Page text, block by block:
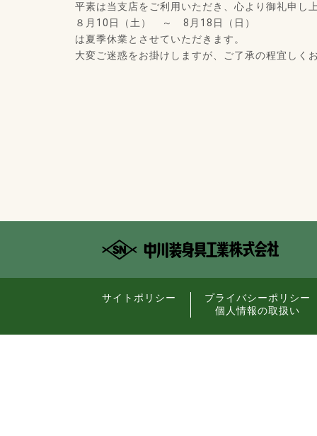
平素は当支店をご利用いただき、心より御礼申し
８月10日（土） ～ 8月18日（日）
は夏季休業とさせていただきます。
大変ご迷惑をお掛けしますが、ご了承の程宜しく
サイトポリシー
プライバシーポリシー
個人情報の取扱い